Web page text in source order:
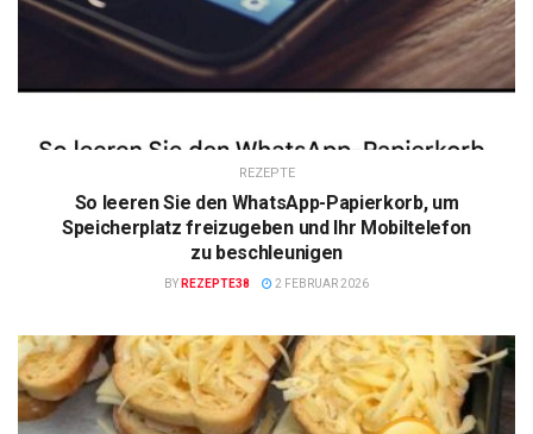
REZEPTE
So leeren Sie den WhatsApp-Papierkorb, um
Speicherplatz freizugeben und Ihr Mobiltelefon
zu beschleunigen
BY REZEPTE38 2 FEBRUAR 2026